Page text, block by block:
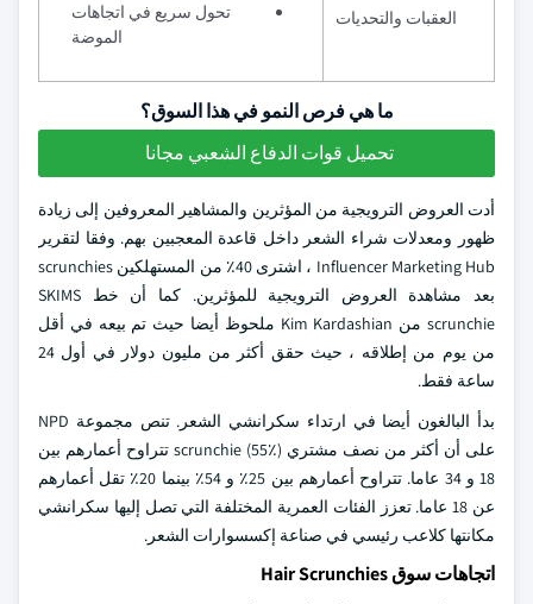
العقبات والتحديات
تحول سريع في اتجاهات
الموضة
ما هي فرص النمو في هذا السوق؟
تحميل قوات الدفاع الشعبي مجانا
أدت العروض الترويجية من المؤثرين والمشاهير المعروفين إلى زيادة
ظهور ومعدلات شراء الشعر داخل قاعدة المعجبين بهم. وفقا لتقرير
Influencer Marketing Hub ، اشترى 40٪ من المستهلكين scrunchies
بعد مشاهدة العروض الترويجية للمؤثرين. كما أن خط SKIMS
scrunchie من Kim Kardashian ملحوظ أيضا حيث تم بيعه في أقل
من يوم من إطلاقه ، حيث حقق أكثر من مليون دولار في أول 24
ساعة فقط.
بدأ البالغون أيضا في ارتداء سكرانشي الشعر. تنص مجموعة NPD
على أن أكثر من نصف مشتري scrunchie (55٪) تتراوح أعمارهم بين
18 و 34 عاما. تتراوح أعمارهم بين 25٪ و 54٪ بينما 20٪ تقل أعمارهم
عن 18 عاما. تعزز الفئات العمرية المختلفة التي تصل إليها سكرانشي
مكانتها كلاعب رئيسي في صناعة إكسسوارات الشعر.
اتجاهات سوق Hair Scrunchies